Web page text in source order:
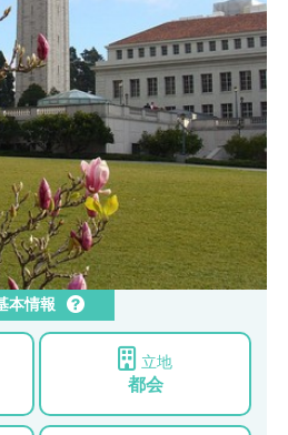
本情報
立地
都会